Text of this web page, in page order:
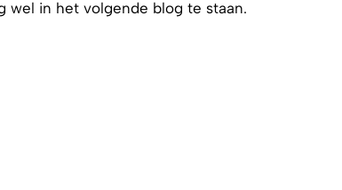
wel in het volgende blog te staan.